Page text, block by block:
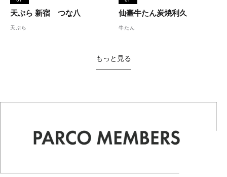
天ぷら 新宿 つな八
天ぷら
仙臺牛たん炭焼利久
牛たん
もっと見る